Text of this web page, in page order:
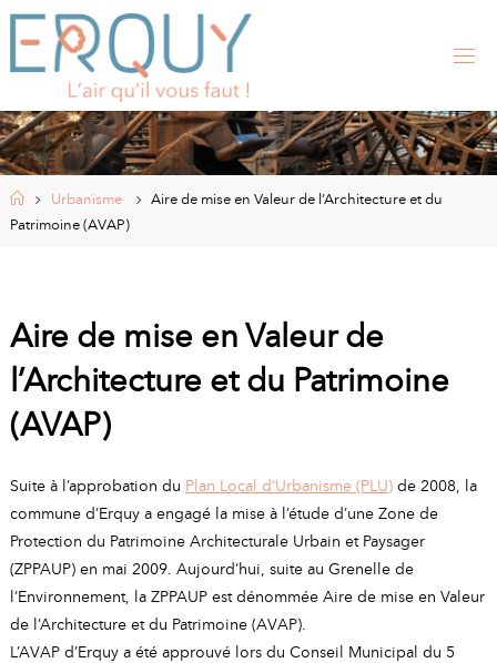
Skip
content
RQ
UY
, SI
CI
EL
D E
AI
RIE
HomeUrbanisme
Aire de mise en Valeur de l’Architecture et du
Patrimoine (AVAP)
Aire de mise en Valeur de
l’Architecture et du Patrimoine
(AVAP)
Suite à l’approbation du Plan Local d’Urbanisme (PLU)de 2008, la
commune d’Erquy a engagé la mise à l’étude d’une Zone de
Protection du Patrimoine Architecturale Urbain et Paysager
(ZPPAUP) en mai 2009. Aujourd’hui, suite au Grenelle de
l’Environnement, la ZPPAUP est dénommée Aire de mise en Valeur
de l’Architecture et du Patrimoine (AVAP).
L’AVAP d’Erquy a été approuvé lors du Conseil Municipal du 5